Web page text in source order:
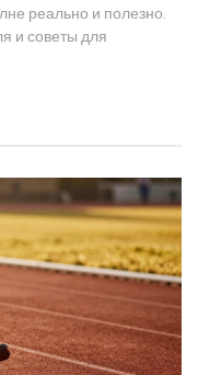
реально и полезно.
и советы для